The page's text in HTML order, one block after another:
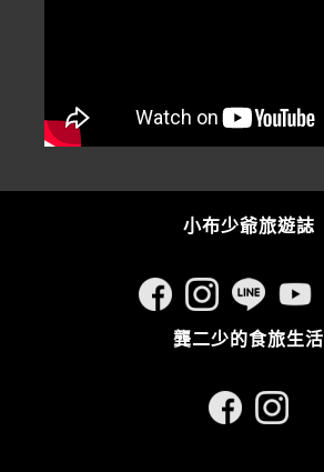
小布少爺旅遊誌
龔二少的食旅生活